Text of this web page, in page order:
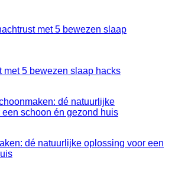
met 5 bewezen slaap hacks
dé natuurlijke oplossing voor een